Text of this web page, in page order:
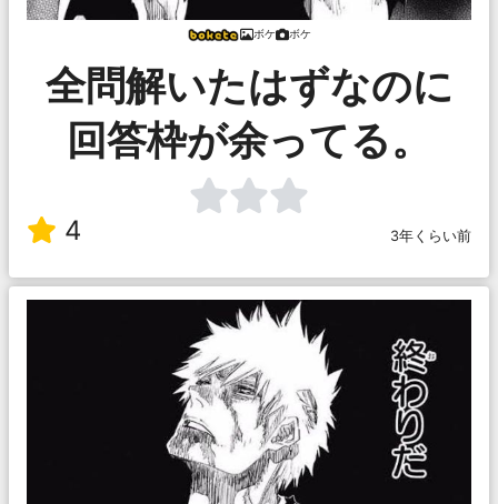
ボケ ボケ
全問解いたはずなのに
回答枠が余ってる。
4 3年くらい前